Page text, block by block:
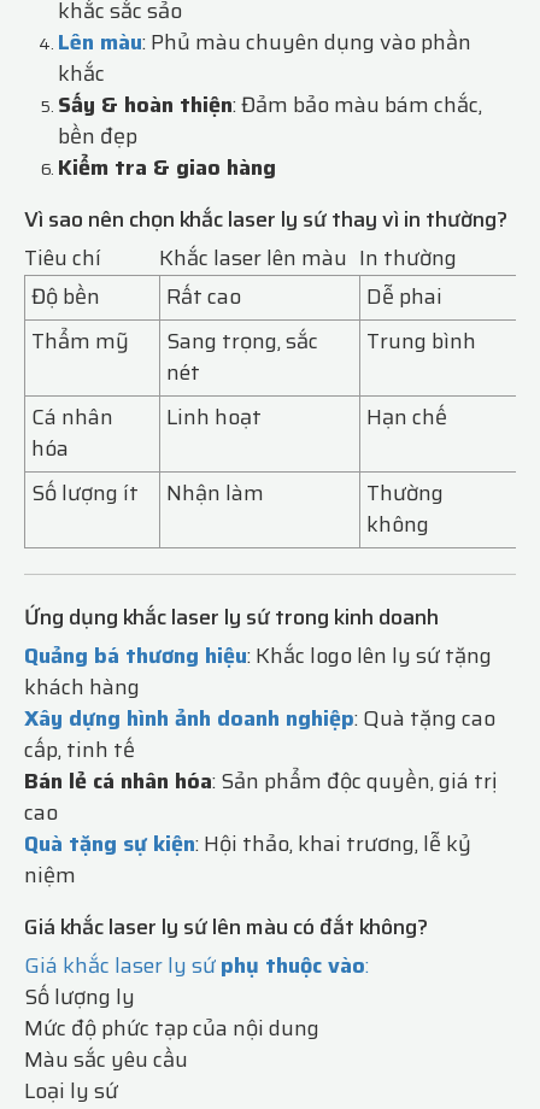
khắc sắc sảo
Lên màu: Phủ màu chuyên dụng vào phần
khắc
Sấy & hoàn thiện: Đảm bảo màu bám chắc,
bền đẹp
Kiểm tra & giao hàng
Vì sao nên chọn khắc laser ly sứ thay vì in thường?
Tiêu chí
Khắc laser lên màu In thường
Độ bền
Rất cao
Dễ phai
Thẩm mỹ
Sang trọng, sắc
nét
Trung bình
Cá nhân
hóa
Linh hoạt Hạn chế
Số lượng ít Nhận làm
Thường
không
Ứng dụng khắc laser ly sứ trong kinh doanh
Quảng bá thương hiệu: Khắc logo lên ly sứ tặng
khách hàng
Xây dựng hình ảnh doanh nghiệp: Quà tặng cao
cấp, tinh tế
Bán lẻ cá nhân hóa: Sản phẩm độc quyền, giá trị
cao
Quà tặng sự kiện: Hội thảo, khai trương, lễ kỷ
niệm
Giá khắc laser ly sứ lên màu có đắt không?
Giá khắc laser ly sứphụ thuộc vào:
Số lượng ly
Mức độ phức tạp của nội dung
Màu sắc yêu cầu
Loại ly sứ